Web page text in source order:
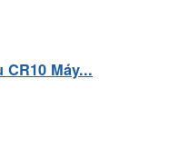
Máy...